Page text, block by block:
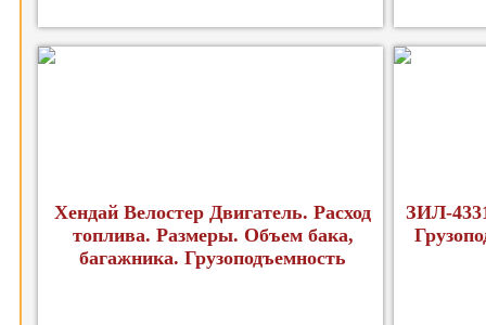
Хендай Велостер Двигатель. Расход
топлива. Размеры. Объем бака,
багажника. Грузоподъемность
ЗИЛ-